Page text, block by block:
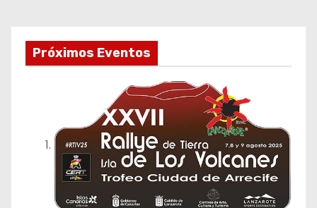
v
e
Próximos Eventos